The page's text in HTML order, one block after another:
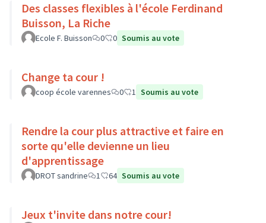
Des classes flexibles à l'école Ferdinand
Buisson, La Riche
Ecole F. Buisson 0 0 Soumis au vote
Change ta cour !
coop école varennes 0 1 Soumis au vote
Rendre la cour plus attractive et faire en
sorte qu'elle devienne un lieu
d'apprentissage
DROT sandrine 1 64 Soumis au vote
Jeux t'invite dans notre cour!